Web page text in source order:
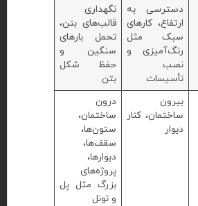
دسترسی به
ارتفاع، کارهای
سبک مثل
رنگ‌آمیزی و
نصب
تأسیسات
نگهداری
قالب‌های بتن،
تحمل بارهای
سنگین و
حفظ شکل
بتن
بیرون
ساختمان، کنار
دیوار
درون
ساختمان،
ستون‌ها،
سقف‌ها،
دیوارها،
پروژه‌های
بزرگ مثل پل
و تونل